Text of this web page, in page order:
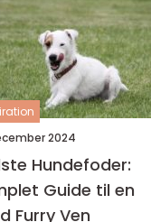
2024
Hundefoder:
Guide til en
Furry Ven